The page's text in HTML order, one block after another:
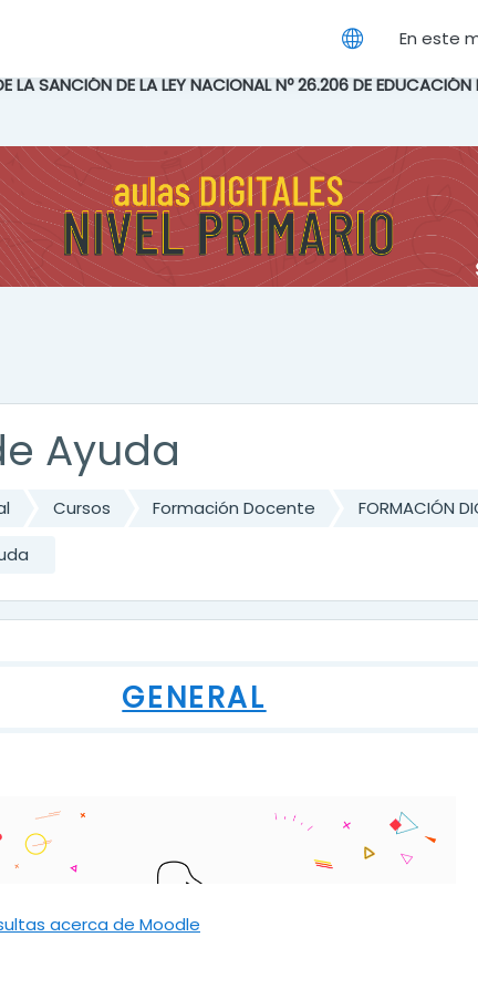
En este
LA SANCIÓN DE LA LEY NACIONAL Nº 26.206 DE EDUCACIÓN
Ayuda
Cursos Formación Docente
FORMACIÓN
de temasGENERAL
acerca de Moodle
Foro